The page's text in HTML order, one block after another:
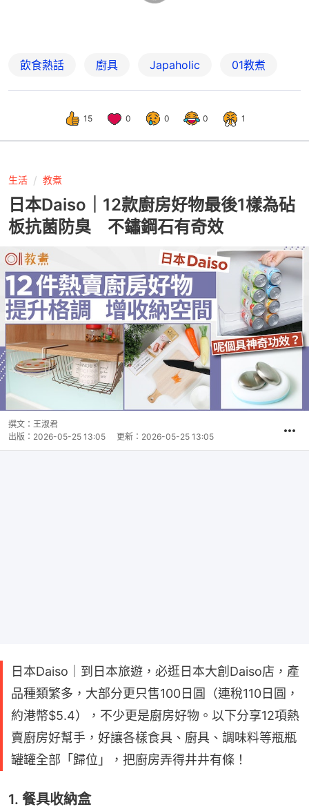
飲食熱話 廚具 Japaholic 01教煮
15 0 0 0 1
生活 教煮
日本Daiso｜12款廚房好物最後1樣為砧
板抗菌防臭 不鏽鋼石有奇效
撰文： 王淑君
出版： 2026-05-25 13:05 更新： 2026-05-25 13:05
日本Daiso｜到日本旅遊，必逛日本大創Daiso店，產
品種類繁多，大部分更只售100日圓（連稅110日圓，
約港幣$5.4），不少更是廚房好物。以下分享12項熱
賣廚房好幫手，好讓各樣食具、廚具、調味料等瓶瓶
罐罐全部「歸位」，把廚房弄得井井有條！
1. 餐具收納盒